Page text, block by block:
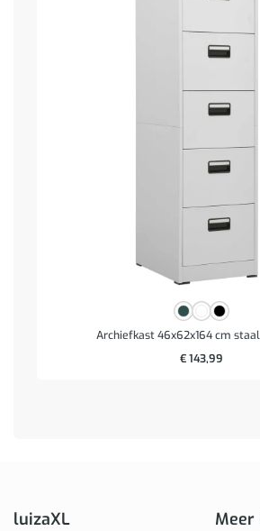
Archiefkast 46x62x164 cm
€143,99
luizaXL Meer